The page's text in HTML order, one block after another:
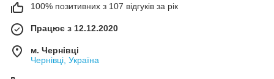
100% позитивних з 107 відгуків за рік
Працює з 12.12.2020
м. Чернівці
Чернівці, Україна